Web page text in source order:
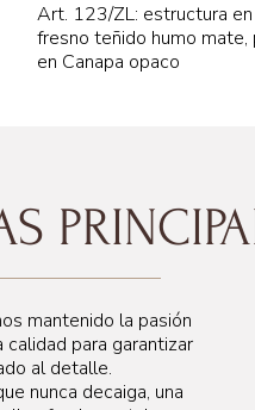
Art. 123/ZL: estructura
fresno teñido humo mate,
en Canapa opaco
mantenido la pasión
para garantizar
al detalle.
nunca decaiga, una